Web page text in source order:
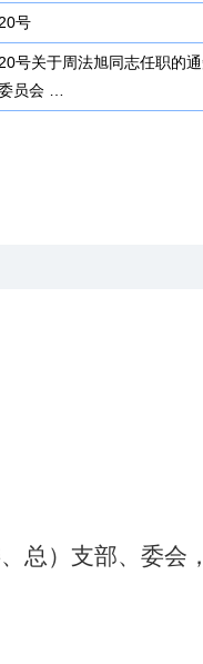
号
号关于周法旭同志任职的
员会 …
总）支部、委会